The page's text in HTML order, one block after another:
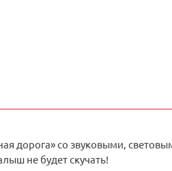
дорога» со звуковыми,
не будет скучать!